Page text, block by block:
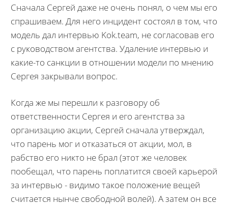
Сначала Сергей даже не очень понял, о чем мы его
спрашиваем. Для него инцидент состоял в том, что
модель дал интервью Kok.team, не согласовав его
с руководством агентства. Удаление интервью и
какие-то санкции в отношении модели по мнению
Сергея закрывали вопрос.
Когда же мы перешли к разговору об
ответственности Сергея и его агентства за
организацию акции, Сергей сначала утверждал,
что парень мог и отказаться от акции, мол, в
рабство его никто не брал (этот же человек
пообещал, что парень поплатится своей карьерой
за интервью - видимо такое положение вещей
считается нынче свободной волей). А затем он все